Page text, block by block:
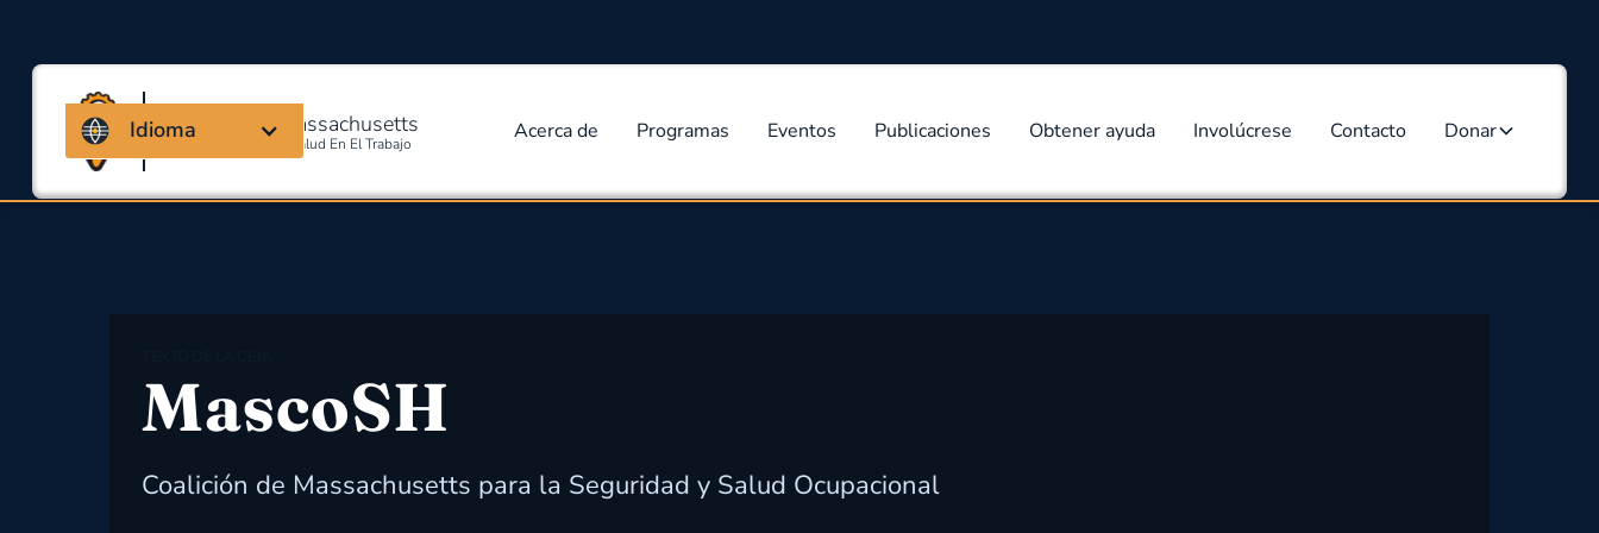
Coalición de Massachusetts
Para La Seguridad Y Salud En El Trabajo Acerca de Programas Eventos Publicaciones Obtener ayuda Involúcrese Contacto Donar
Idioma
MascoSH
Coalición de Massachusetts para la Seguridad y Salud Ocupacional